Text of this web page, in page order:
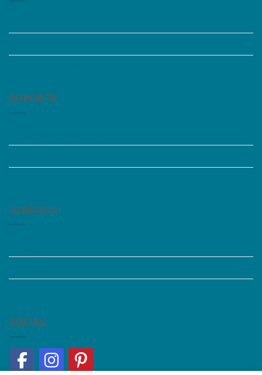
SUPORTE
JURÍDICO
SOCIAL